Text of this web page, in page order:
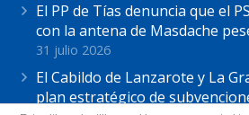
El PP de Tías denuncia que el
con la antena de Masdache
31 julio 2026
El Cabildo de Lanzarote y La
plan estratégico de